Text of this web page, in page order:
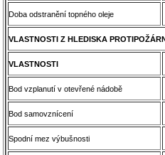
Doba odstranění topného oleje
VLASTNOSTI Z HLEDISKA
VLASTNOSTI
Bod vzplanutí v otevřené nádobě
Bod samovznícení
Spodní mez výbušnosti